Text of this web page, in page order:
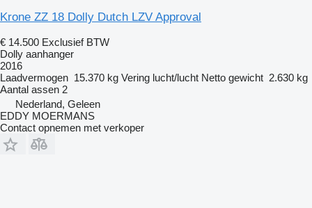
Krone ZZ 18 Dolly Dutch LZV Approval
€ 14.500 Exclusief BTW
Dolly aanhanger
2016
Laadvermogen 15.370 kg Vering lucht/lucht Netto gewicht 2.630 kg
Aantal assen 2
Nederland, Geleen
EDDY MOERMANS
Contact opnemen met verkoper